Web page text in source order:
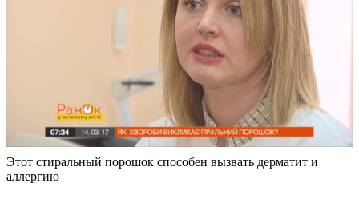
Этот стиральный порошок способен вызвать дерматит и
аллергию